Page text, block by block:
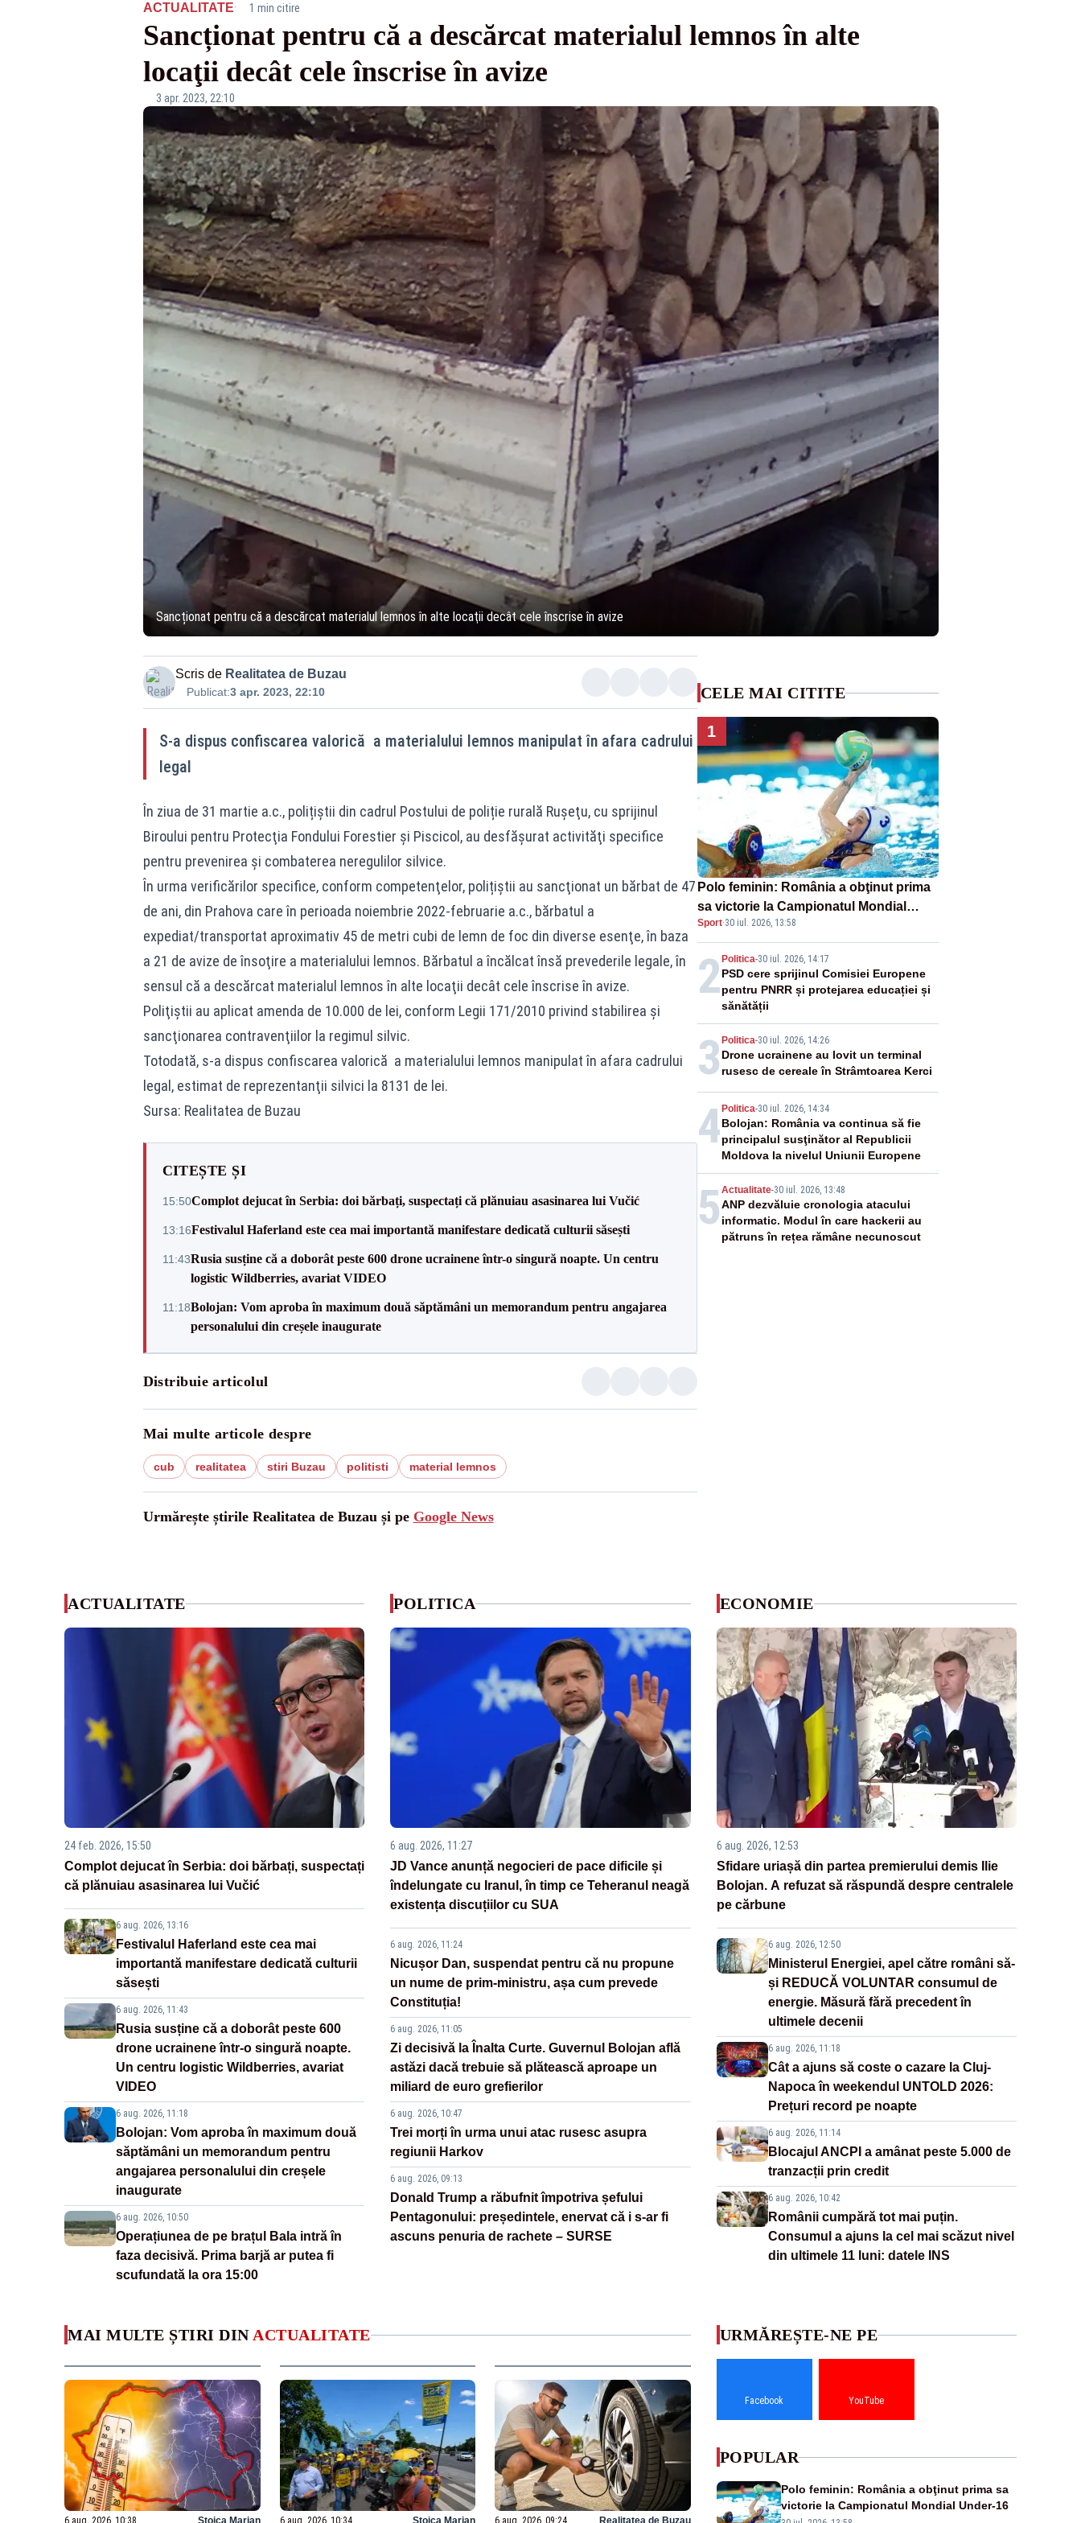
ACTUALITATE· 1 min citire
Sancționat pentru că a descărcat materialul lemnos în alte
locaţii decât cele înscrise în avize
3 apr. 2023, 22:10
Sancționat pentru că a descărcat materialul lemnos în alte locaţii decât cele înscrise în avize
Scris de Realitatea de Buzau
Publicat:3 apr. 2023, 22:10
S-a dispus confiscarea valorică a materialului lemnos manipulat în afara cadrului
legal
În ziua de 31 martie a.c., polițiștii din cadrul Postului de poliție rurală Ruşeţu, cu sprijinul
Biroului pentru Protecţia Fondului Forestier şi Piscicol, au desfășurat activităţi specifice
pentru prevenirea și combaterea neregulilor silvice.
În urma verificărilor specifice, conform competenţelor, polițiștii au sancţionat un bărbat de 47
de ani, din Prahova care în perioada noiembrie 2022-februarie a.c., bărbatul a
expediat/transportat aproximativ 45 de metri cubi de lemn de foc din diverse esenţe, în baza
a 21 de avize de însoţire a materialului lemnos. Bărbatul a încălcat însă prevederile legale, în
sensul că a descărcat materialul lemnos în alte locaţii decât cele înscrise în avize.
Poliţiştii au aplicat amenda de 10.000 de lei, conform Legii 171/2010 privind stabilirea şi
sancţionarea contravenţiilor la regimul silvic.
Totodată, s-a dispus confiscarea valorică a materialului lemnos manipulat în afara cadrului
legal, estimat de reprezentanţii silvici la 8131 de lei.
Sursa: Realitatea de Buzau
CITEȘTE ȘI
15:50Complot dejucat în Serbia: doi bărbați, suspectați că plănuiau asasinarea lui Vučić
13:16Festivalul Haferland este cea mai importantă manifestare dedicată culturii săsești
11:43Rusia susține că a doborât peste 600 drone ucrainene într-o singură noapte. Un centru
logistic Wildberries, avariat VIDEO
11:18Bolojan: Vom aproba în maximum două săptămâni un memorandum pentru angajarea
personalului din creșele inaugurate
Distribuie articolul
Mai multe articole despre
cub realitatea stiri Buzau politisti material lemnos
Urmărește știrile Realitatea de Buzau și pe Google News
CELE MAI CITITE
1
Polo feminin: România a obţinut prima
sa victorie la Campionatul Mondial
Under-16
Sport·30 iul. 2026, 13:58
2 Politica-30 iul. 2026, 14:17
PSD cere sprijinul Comisiei Europene
pentru PNRR și protejarea educației și
sănătății
3 Politica-30 iul. 2026, 14:26
Drone ucrainene au lovit un terminal
rusesc de cereale în Strâmtoarea Kerci
4 Politica-30 iul. 2026, 14:34
Bolojan: România va continua să fie
principalul susţinător al Republicii
Moldova la nivelul Uniunii Europene
5 Actualitate-30 iul. 2026, 13:48
ANP dezvăluie cronologia atacului
informatic. Modul în care hackerii au
pătruns în rețea rămâne necunoscut
ACTUALITATE
24 feb. 2026, 15:50
Complot dejucat în Serbia: doi bărbați, suspectați
că plănuiau asasinarea lui Vučić
6 aug. 2026, 13:16
Festivalul Haferland este cea mai
importantă manifestare dedicată culturii
săsești
6 aug. 2026, 11:43
Rusia susține că a doborât peste 600
drone ucrainene într-o singură noapte.
Un centru logistic Wildberries, avariat
VIDEO
6 aug. 2026, 11:18
Bolojan: Vom aproba în maximum două
săptămâni un memorandum pentru
angajarea personalului din creșele
inaugurate
6 aug. 2026, 10:50
Operațiunea de pe brațul Bala intră în
faza decisivă. Prima barjă ar putea fi
scufundată la ora 15:00
POLITICA
6 aug. 2026, 11:27
JD Vance anunță negocieri de pace dificile și
îndelungate cu Iranul, în timp ce Teheranul neagă
existența discuțiilor cu SUA
6 aug. 2026, 11:24
Nicușor Dan, suspendat pentru că nu propune
un nume de prim-ministru, așa cum prevede
Constituția!
6 aug. 2026, 11:05
Zi decisivă la Înalta Curte. Guvernul Bolojan află
astăzi dacă trebuie să plătească aproape un
miliard de euro grefierilor
6 aug. 2026, 10:47
Trei morți în urma unui atac rusesc asupra
regiunii Harkov
6 aug. 2026, 09:13
Donald Trump a răbufnit împotriva șefului
Pentagonului: președintele, enervat că i s-ar fi
ascuns penuria de rachete – SURSE
ECONOMIE
6 aug. 2026, 12:53
Sfidare uriașă din partea premierului demis Ilie
Bolojan. A refuzat să răspundă despre centralele
pe cărbune
6 aug. 2026, 12:50
Ministerul Energiei, apel către români să-
și REDUCĂ VOLUNTAR consumul de
energie. Măsură fără precedent în
ultimele decenii
6 aug. 2026, 11:18
Cât a ajuns să coste o cazare la Cluj-
Napoca în weekendul UNTOLD 2026:
Prețuri record pe noapte
6 aug. 2026, 11:14
Blocajul ANCPI a amânat peste 5.000 de
tranzacții prin credit
6 aug. 2026, 10:42
Românii cumpără tot mai puțin.
Consumul a ajuns la cel mai scăzut nivel
din ultimele 11 luni: datele INS
MAI MULTE ȘTIRI DIN ACTUALITATE
6 aug. 2026, 10:38 Stoica Marian 6 aug. 2026, 10:34 Stoica Marian 6 aug. 2026, 09:24 Realitatea de Buzau
URMĂREȘTE-NE PE
Facebook YouTube
POPULAR
Polo feminin: România a obţinut prima sa
victorie la Campionatul Mondial Under-16